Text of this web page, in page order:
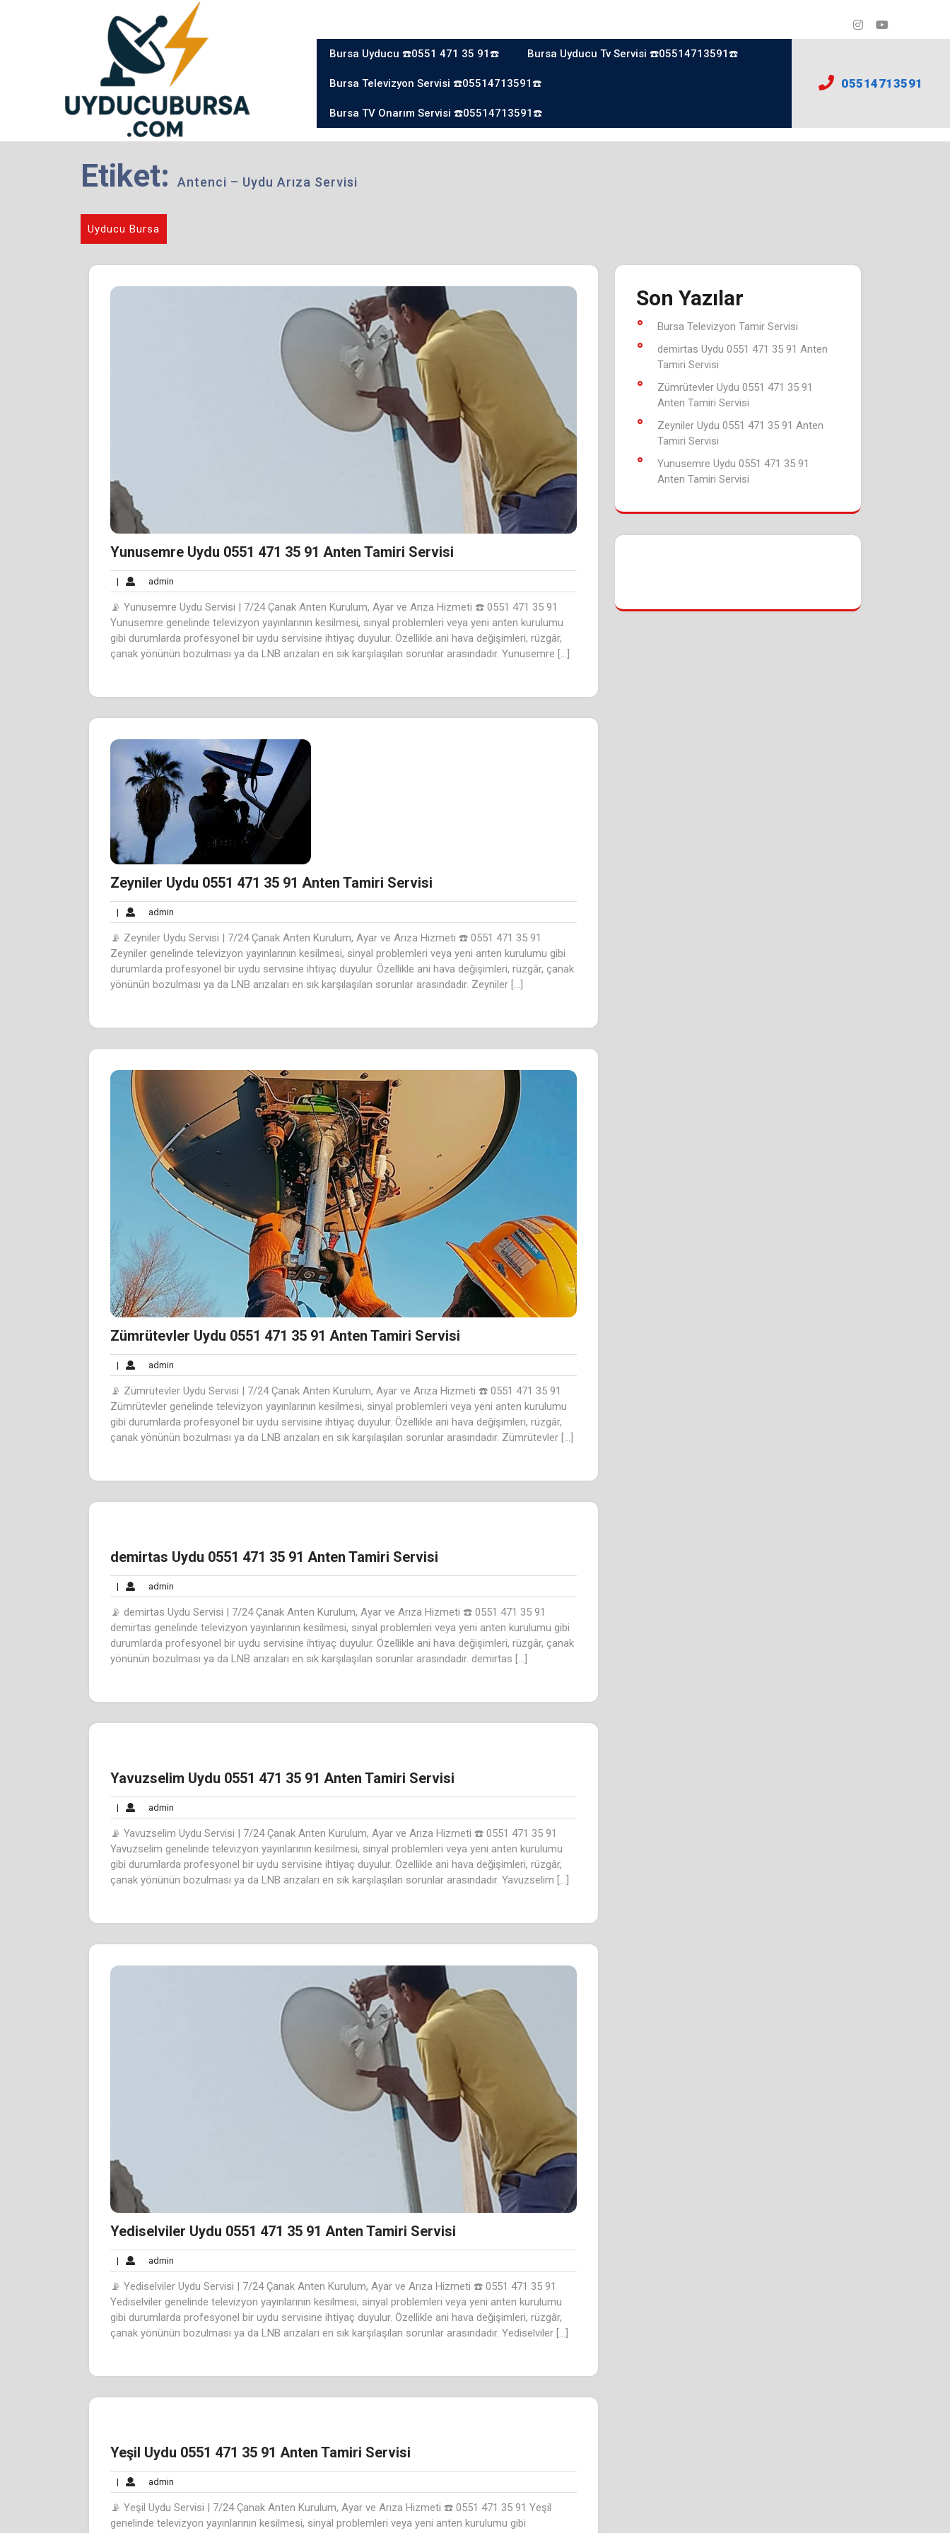
Bursa Uyducu ☎️0551 471 35 91☎️
Bursa Uyducu Tv Servisi ☎️05514713591☎️
Bursa Televizyon Servisi ☎️05514713591☎️
Bursa TV Onarım Servisi ☎️05514713591☎️
05514713591
Etiket: Antenci – Uydu Arıza Servisi
Uyducu Bursa
Yunusemre Uydu 0551 471 35 91 Anten Tamiri Servisi
| admin
📡 Yunusemre Uydu Servisi | 7/24 Çanak Anten Kurulum, Ayar ve Arıza Hizmeti ☎️ 0551 471 35 91
Yunusemre genelinde televizyon yayınlarının kesilmesi, sinyal problemleri veya yeni anten kurulumu
gibi durumlarda profesyonel bir uydu servisine ihtiyaç duyulur. Özellikle ani hava değişimleri, rüzgâr,
çanak yönünün bozulması ya da LNB arızaları en sık karşılaşılan sorunlar arasındadır. Yunusemre […]
Zeyniler Uydu 0551 471 35 91 Anten Tamiri Servisi
| admin
📡 Zeyniler Uydu Servisi | 7/24 Çanak Anten Kurulum, Ayar ve Arıza Hizmeti ☎️ 0551 471 35 91
Zeyniler genelinde televizyon yayınlarının kesilmesi, sinyal problemleri veya yeni anten kurulumu gibi
durumlarda profesyonel bir uydu servisine ihtiyaç duyulur. Özellikle ani hava değişimleri, rüzgâr, çanak
yönünün bozulması ya da LNB arızaları en sık karşılaşılan sorunlar arasındadır. Zeyniler […]
Zümrütevler Uydu 0551 471 35 91 Anten Tamiri Servisi
| admin
📡 Zümrütevler Uydu Servisi | 7/24 Çanak Anten Kurulum, Ayar ve Arıza Hizmeti ☎️ 0551 471 35 91
Zümrütevler genelinde televizyon yayınlarının kesilmesi, sinyal problemleri veya yeni anten kurulumu
gibi durumlarda profesyonel bir uydu servisine ihtiyaç duyulur. Özellikle ani hava değişimleri, rüzgâr,
çanak yönünün bozulması ya da LNB arızaları en sık karşılaşılan sorunlar arasındadır. Zümrütevler […]
demirtas Uydu 0551 471 35 91 Anten Tamiri Servisi
| admin
📡 demirtas Uydu Servisi | 7/24 Çanak Anten Kurulum, Ayar ve Arıza Hizmeti ☎️ 0551 471 35 91
demirtas genelinde televizyon yayınlarının kesilmesi, sinyal problemleri veya yeni anten kurulumu gibi
durumlarda profesyonel bir uydu servisine ihtiyaç duyulur. Özellikle ani hava değişimleri, rüzgâr, çanak
yönünün bozulması ya da LNB arızaları en sık karşılaşılan sorunlar arasındadır. demirtas […]
Yavuzselim Uydu 0551 471 35 91 Anten Tamiri Servisi
| admin
📡 Yavuzselim Uydu Servisi | 7/24 Çanak Anten Kurulum, Ayar ve Arıza Hizmeti ☎️ 0551 471 35 91
Yavuzselim genelinde televizyon yayınlarının kesilmesi, sinyal problemleri veya yeni anten kurulumu
gibi durumlarda profesyonel bir uydu servisine ihtiyaç duyulur. Özellikle ani hava değişimleri, rüzgâr,
çanak yönünün bozulması ya da LNB arızaları en sık karşılaşılan sorunlar arasındadır. Yavuzselim […]
Yediselviler Uydu 0551 471 35 91 Anten Tamiri Servisi
| admin
📡 Yediselviler Uydu Servisi | 7/24 Çanak Anten Kurulum, Ayar ve Arıza Hizmeti ☎️ 0551 471 35 91
Yediselviler genelinde televizyon yayınlarının kesilmesi, sinyal problemleri veya yeni anten kurulumu
gibi durumlarda profesyonel bir uydu servisine ihtiyaç duyulur. Özellikle ani hava değişimleri, rüzgâr,
çanak yönünün bozulması ya da LNB arızaları en sık karşılaşılan sorunlar arasındadır. Yediselviler […]
Yeşil Uydu 0551 471 35 91 Anten Tamiri Servisi
| admin
📡 Yeşil Uydu Servisi | 7/24 Çanak Anten Kurulum, Ayar ve Arıza Hizmeti ☎️ 0551 471 35 91 Yeşil
genelinde televizyon yayınlarının kesilmesi, sinyal problemleri veya yeni anten kurulumu gibi
Son Yazılar
Bursa Televizyon Tamir Servisi
demirtas Uydu 0551 471 35 91 Anten
Tamiri Servisi
Zümrütevler Uydu 0551 471 35 91
Anten Tamiri Servisi
Zeyniler Uydu 0551 471 35 91 Anten
Tamiri Servisi
Yunusemre Uydu 0551 471 35 91
Anten Tamiri Servisi